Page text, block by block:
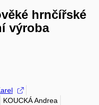
hrnčířské
výroba
KOUCKÁ Andrea